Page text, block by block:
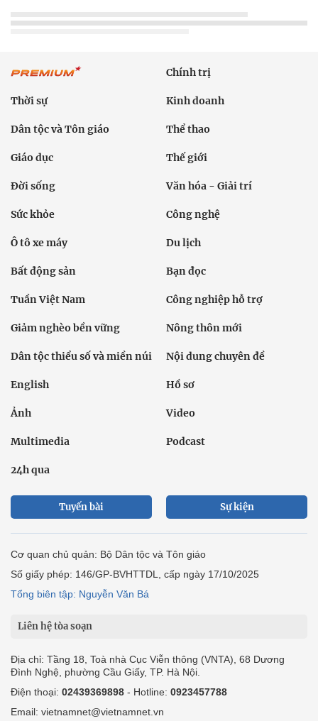
Chính trị
Thời sự Kinh doanh
Dân tộc và Tôn giáo Thể thao
Giáo dục Thế giới
Đời sống Văn hóa - Giải trí
Sức khỏe Công nghệ
Ô tô xe máy Du lịch
Bất động sản Bạn đọc
Tuần Việt Nam Công nghiệp hỗ trợ
Giảm nghèo bền vững Nông thôn mới
Dân tộc thiểu số và miền núi Nội dung chuyên đề
English Hồ sơ
Ảnh Video
Multimedia Podcast
24h qua
Tuyến bài Sự kiện
Cơ quan chủ quản: Bộ Dân tộc và Tôn giáo
Số giấy phép: 146/GP-BVHTTDL, cấp ngày 17/10/2025
Tổng biên tập: Nguyễn Văn Bá
Liên hệ tòa soạn
Địa chỉ: Tầng 18, Toà nhà Cục Viễn thông (VNTA), 68 Dương
Đình Nghệ, phường Cầu Giấy, TP. Hà Nội.
Điện thoại: 02439369898 - Hotline: 0923457788
Email: vietnamnet@vietnamnet.vn